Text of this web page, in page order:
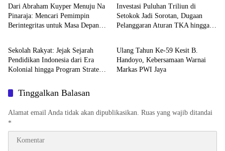
Dari Abraham Kuyper Menuju Na
Pinaraja: Mencari Pemimpin
Berintegritas untuk Masa Depan
Investasi Puluhan Triliun di
Setokok Jadi Sorotan, Dugaan
Pelanggaran Aturan TKA hingga
Berita
Sekolah Rakyat: Jejak Sejarah
Pendidikan Indonesia dari Era
Kolonial hingga Program Strategis
Berita
Ulang Tahun Ke-59 Kesit B.
Handoyo, Kebersamaan Warnai
Markas PWI Jaya
Tinggalkan Balasan
Alamat email Anda tidak akan dipublikasikan. Ruas yang wajib ditandai
*